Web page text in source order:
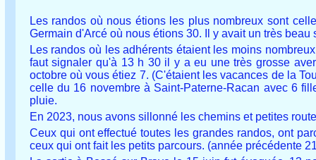
Les randos où nous étions les plus nombreux sont
Germain d'Arcé où nous étions 30. Il y avait un très beau
Les randos où les adhérents étaient les moins
faut signaler qu'à 13 h 30 il y a eu une très grosse
octobre où vous étiez 7. (C'étaient les vacances de la
celle du 16 novembre à Saint-Paterne-Racan avec 6
pluie.
En 2023, nous avons sillonné les chemins et petites
Ceux qui ont effectué toutes les grandes randos, ont
ceux qui ont fait les petits parcours. (année précédente